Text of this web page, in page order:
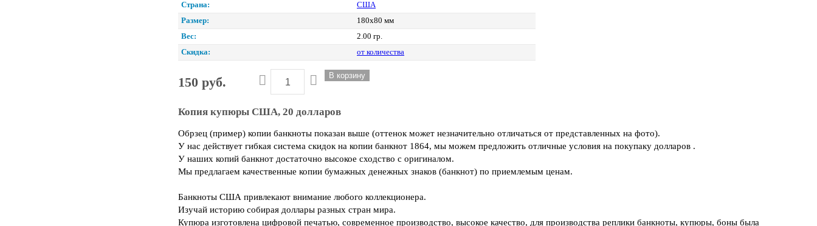
Страна:
США
Размер:
180х80 мм
Вес:
2.00 гр.
Скидка:
от количества
150 руб.
Копия купюры США, 20 долларов
Обрзец (пример) копии банкноты показан выше (оттенок может незначительно отличаться от представленных на фото).
У нас действует гибкая система скидок на копии банкнот 1864, мы можем предложить отличные условия на покупаку долларов .
У наших копий банкнот достаточно высокое сходство с оригиналом.
Мы предлагаем качественные копии бумажных денежных знаков (банкнот) по приемлемым ценам.
Банкноты США привлекают внимание любого коллекционера.
Изучай историю собирая доллары разных стран мира.
Купюра изготовлена цифровой печатью, современное производство, высокое качество, для производства реплики банкноты, купюры, боны была